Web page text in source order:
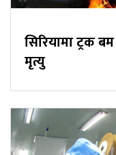
सिरियामा ट्रक
मृत्यु